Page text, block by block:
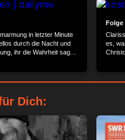
in letzter Minute
durch die Nacht und
ihr die Wahrheit sagen
Folge
es,
Dich: